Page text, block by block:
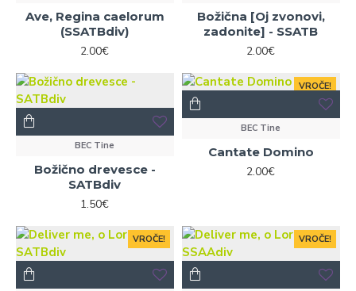
Ave, Regina caelorum
(SSATBdiv)
2.00€
Božična [Oj zvonovi,
zadonite] - SSATB
2.00€
BEC Tine
Božično drevesce -
SATBdiv
1.50€
VROČE!
BEC Tine
Cantate Domino
2.00€
VROČE! VROČE!